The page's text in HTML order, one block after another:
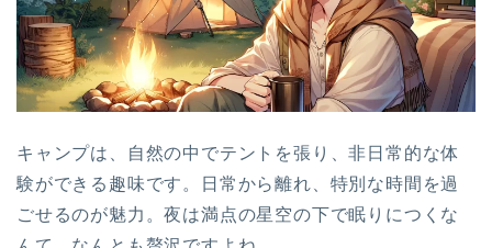
キャンプは、自然の中でテントを張り、非日常的な体
験ができる趣味です。日常から離れ、特別な時間を過
ごせるのが魅力。夜は満点の星空の下で眠りにつくな